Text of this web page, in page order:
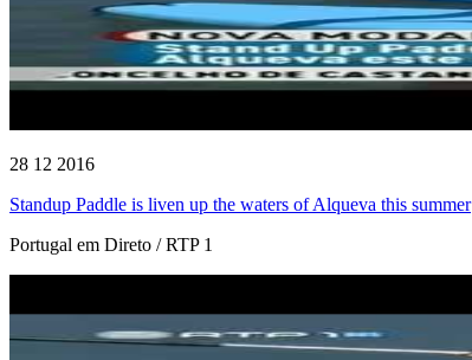
28 12 2016
Standup Paddle is liven up the waters of Alqueva this summer
Portugal em Direto / RTP 1